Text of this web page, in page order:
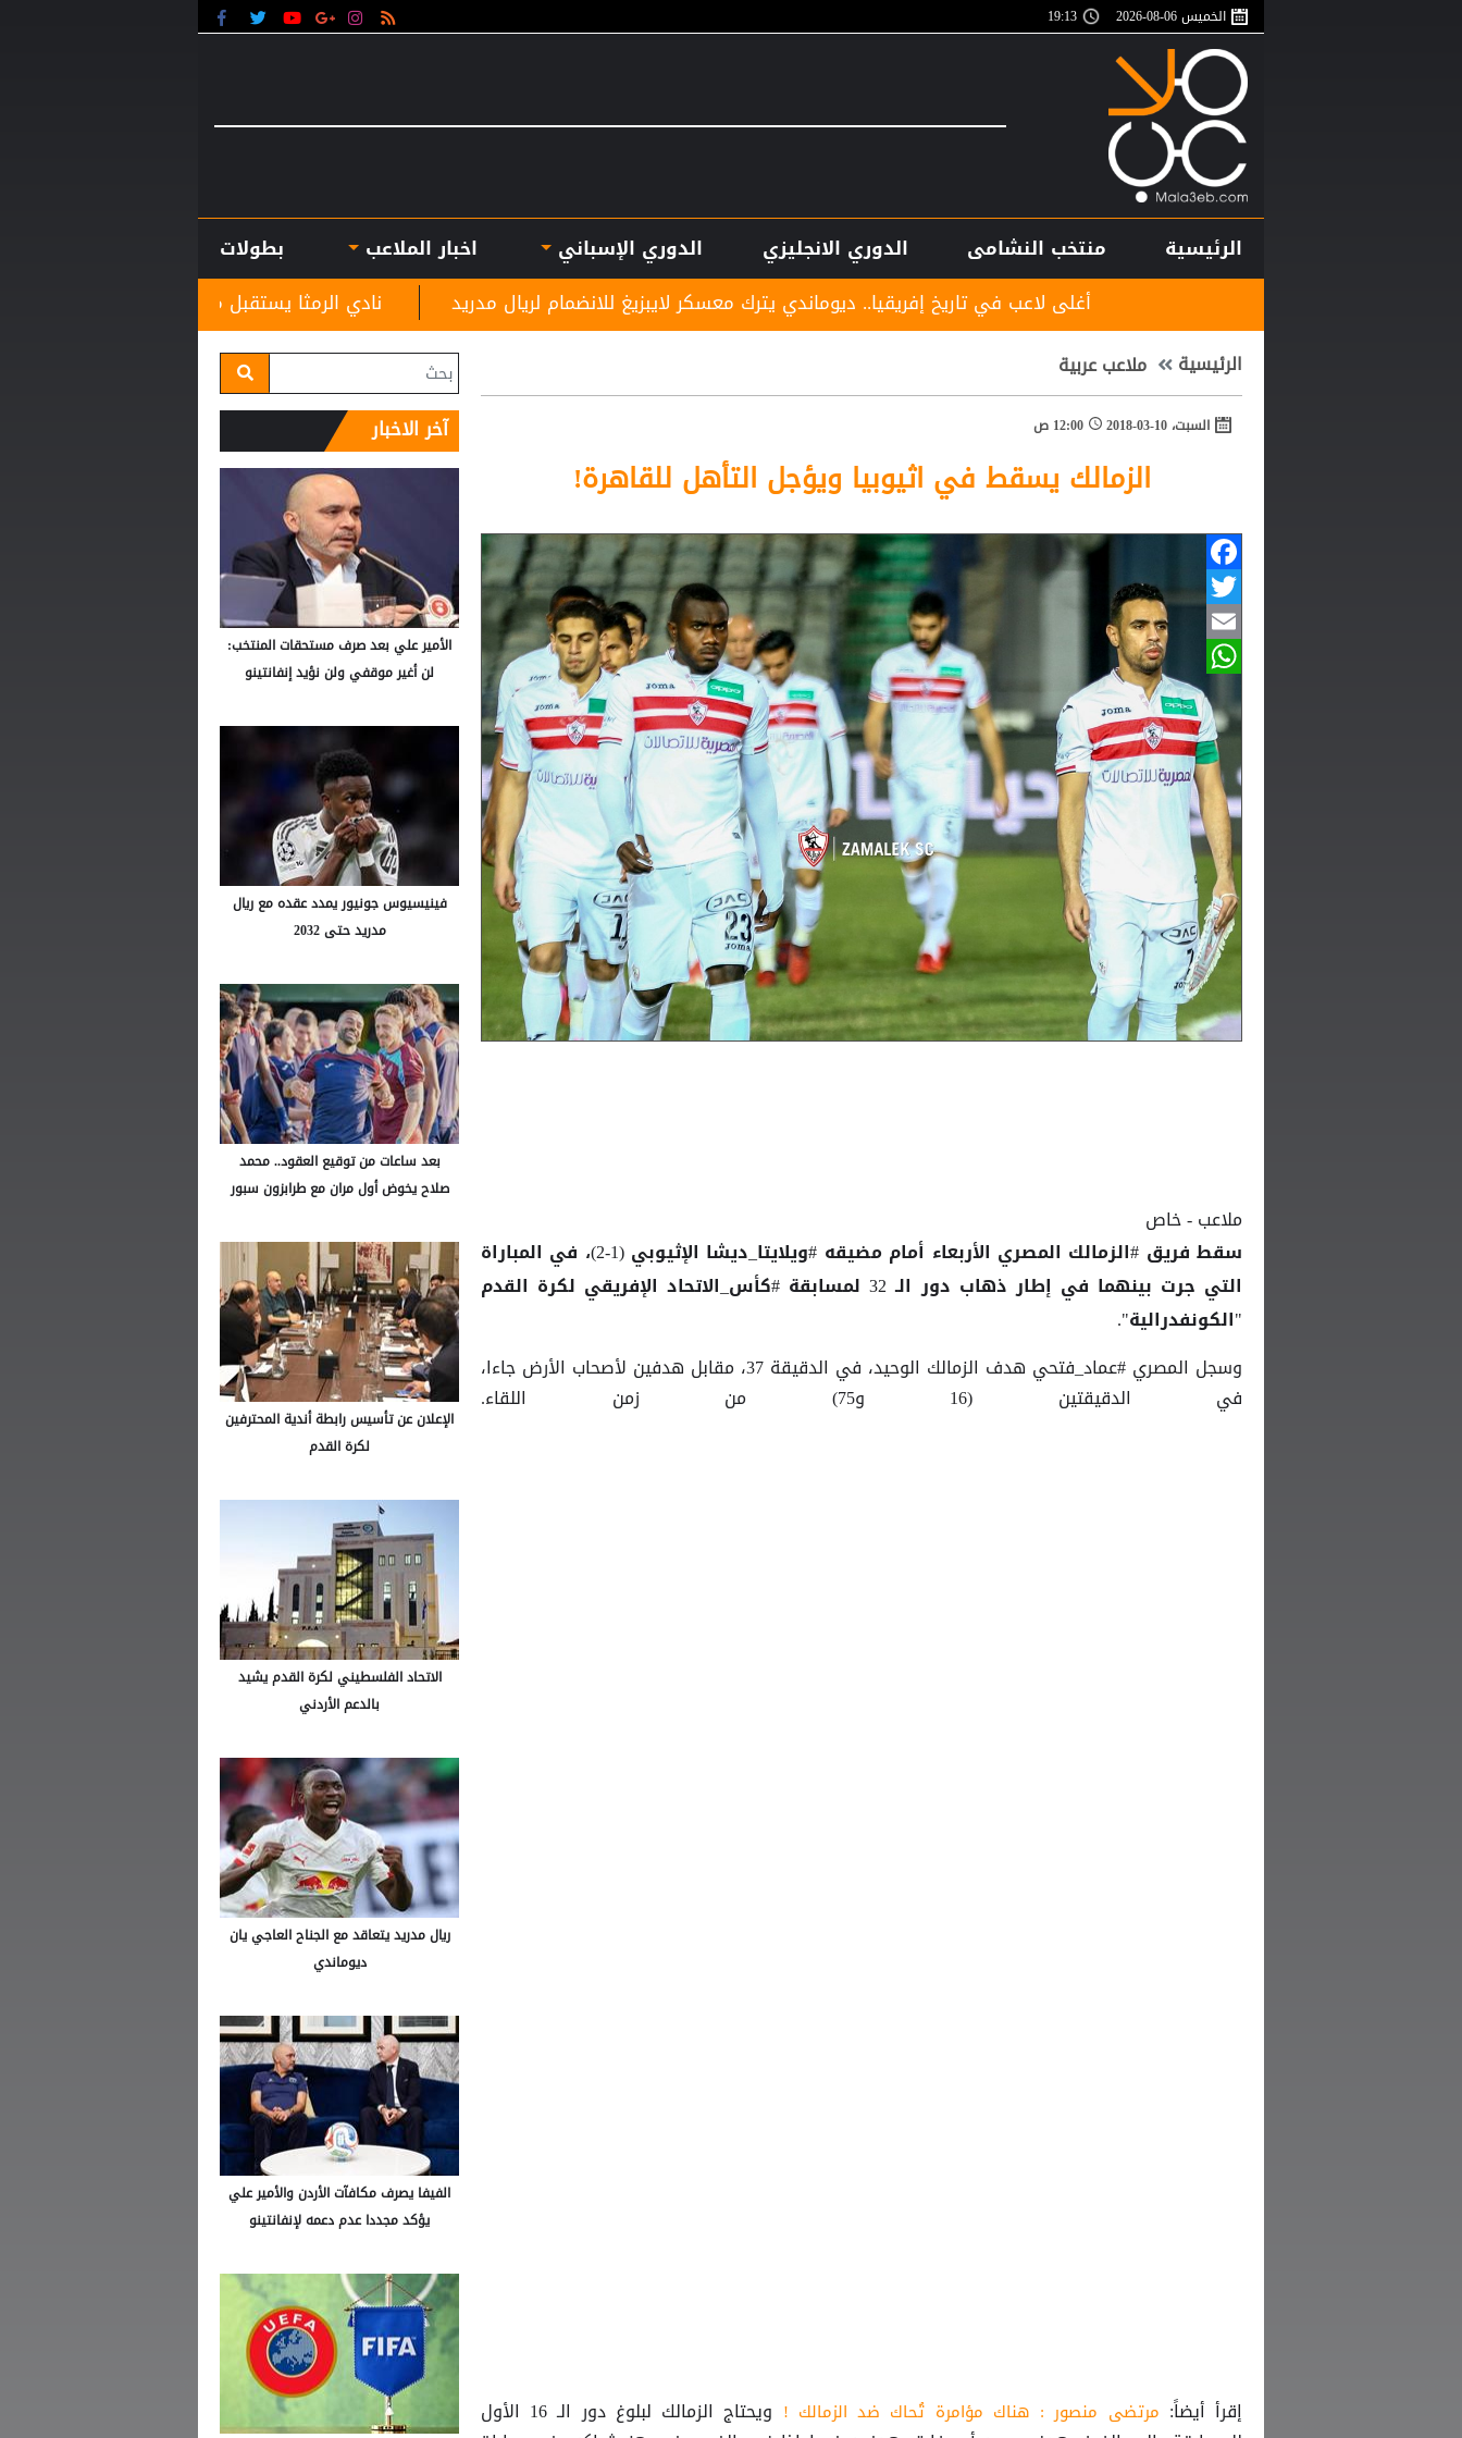
الخميس 06-08-2026 19:13
الرئيسية منتخب النشامى الدوري الانجليزي الدوري الإسباني اخبار الملاعب
بطولات
نادي الرمثا يستقبل مدربه الجديد غاسانين استعدادًا للموسم
أغلى لاعب في تاريخ إفريقيا.. ديوماندي يترك معسكر لايبزيغ للانضمام لريال مدريد
الرئيسية ملاعب عربية
السبت، 10-03-2018 12:00 ص
الزمالك يسقط في اثيوبيا ويؤجل التأهل للقاهرة!
Facebook
Twitter
Email
WhatsApp
ملاعب - خاص
سقط فريق #الزمالك المصري الأربعاء أمام مضيقه #ويلايتا_ديشا الإثيوبي (1-2)، في المباراة
التي جرت بينهما في إطار ذهاب دور الـ 32 لمسابقة #كأس_الاتحاد الإفريقي لكرة القدم
"الكونفدرالية".
وسجل المصري #عماد_فتحي هدف الزمالك الوحيد، في الدقيقة 37، مقابل هدفين لأصحاب الأرض جاءا،
في الدقيقتين (16 و75) من زمن اللقاء.
إقرأ أيضاً: مرتضى منصور : هناك مؤامرة تُحاك ضد الزمالك !
ويحتاج الزمالك لبلوغ دور الـ 16 الأول
آخر الاخبار
الأمير علي بعد صرف مستحقات المنتخب:
لن أغير موقفي ولن نؤيد إنفانتينو
فينيسيوس جونيور يمدد عقده مع ريال
مدريد حتى 2032
بعد ساعات من توقيع العقود.. محمد
صلاح يخوض أول مران مع طرابزون سبور
الإعلان عن تأسيس رابطة أندية المحترفين
لكرة القدم
الاتحاد الفلسطيني لكرة القدم يشيد
بالدعم الأردني
ريال مدريد يتعاقد مع الجناح العاجي يان
ديوماندي
الفيفا يصرف مكافآت الأردن والأمير علي
يؤكد مجددا عدم دعمه لإنفانتينو